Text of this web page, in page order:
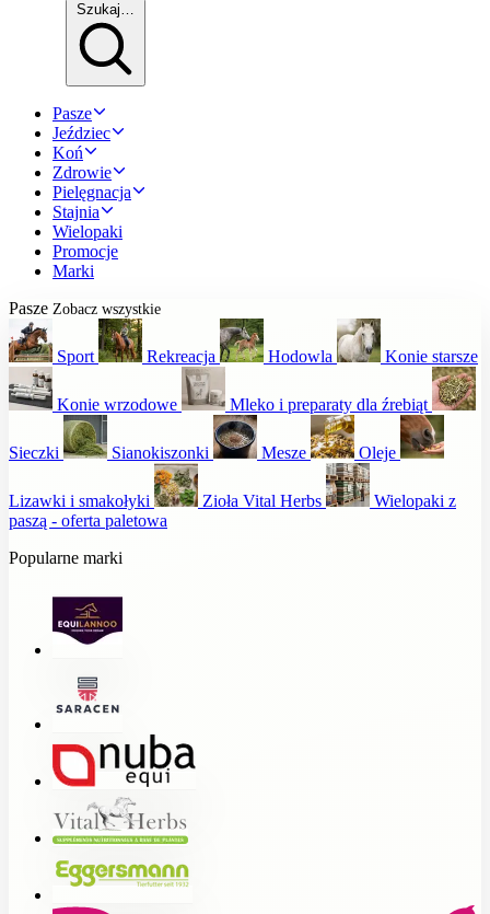
Szukaj…
Pasze
Jeździec
Koń
Zdrowie
Pielęgnacja
Stajnia
Wielopaki
Promocje
Marki
Pasze Zobacz wszystkie
Sport Rekreacja Hodowla Konie starsze
Konie wrzodowe Mleko i preparaty dla źrebiąt
Sieczki Sianokiszonki Mesze Oleje
Lizawki i smakołyki Zioła Vital Herbs
Wielopaki z
paszą - oferta paletowa
Popularne marki